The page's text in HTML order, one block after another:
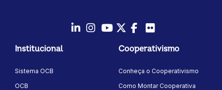
Instagram
YoutubeTwitter/X
Facebook
Institucional
Sistema OCB
OCB
Cooperativismo
Conheça o Cooperativismo
Como Montar Cooperativa